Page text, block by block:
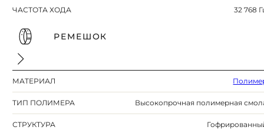
ЧАСТОТА ХОДА 32 768
РЕМЕШОК
МАТЕРИАЛ
ТИП ПОЛИМЕРА Высокопрочная полимерная
СТРУКТУРА